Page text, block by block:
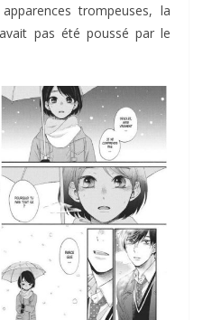
trompeuses, la
pas été poussé par le